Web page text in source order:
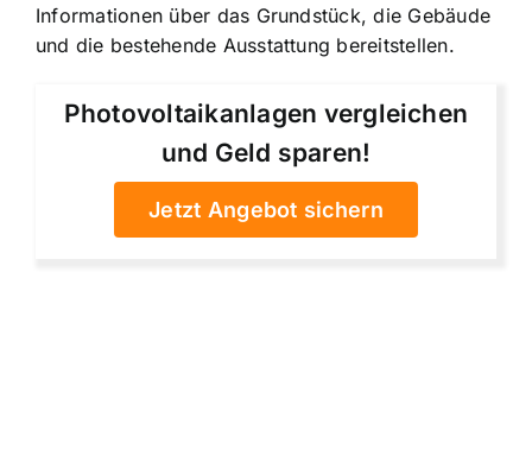
Informationen über das Grundstück, die Gebäude
und die bestehende Ausstattung bereitstellen.
Photovoltaikanlagen vergleichen
und Geld sparen!
Jetzt Angebot sichern